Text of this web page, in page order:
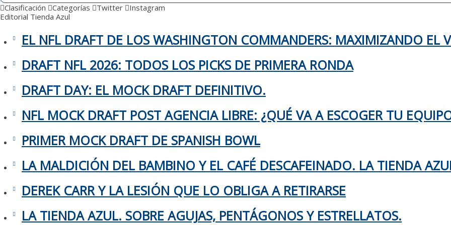
Clasificación Categorías Twitter
Instagram
Editorial Tienda Azul
EL NFL DRAFT DE LOS WASHINGTON COMMANDERS: MAXIMIZANDO EL
DRAFT NFL 2026: TODOS LOS PICKS DE PRIMERA RONDA
DRAFT DAY: EL MOCK DRAFT DEFINITIVO.
NFL MOCK DRAFT POST AGENCIA LIBRE: ¿QUÉ VA A ESCOGER TU
PRIMER MOCK DRAFT DE SPANISH BOWL
LA MALDICIÓN DEL BAMBINO Y EL CAFÉ DESCAFEINADO. LA TIENDA
DEREK CARR Y LA LESIÓN QUE LO OBLIGA A RETIRARSE
LA TIENDA AZUL. SOBRE AGUJAS, PENTÁGONOS Y ESTRELLATOS.